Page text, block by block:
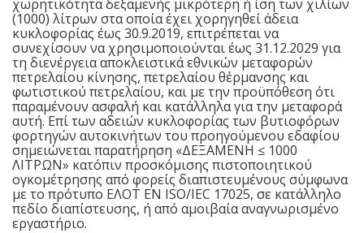
χωρητικότητα δεξαμενής μικρότερη ή ίση των χιλίων
(1000) λίτρων στα οποία έχει χορηγηθεί άδεια
κυκλοφορίας έως 30.9.2019, επιτρέπεται να
συνεχίσουν να χρησιμοποιούνται έως 31.12.2029 για
τη διενέργεια αποκλειστικά εθνικών μεταφορών
πετρελαίου κίνησης, πετρελαίου θέρμανσης και
φωτιστικού πετρελαίου, και με την προϋπόθεση ότι
παραμένουν ασφαλή και κατάλληλα για την μεταφορά
αυτή. Επί των αδειών κυκλοφορίας των βυτιοφόρων
φορτηγών αυτοκινήτων του προηγούμενου εδαφίου
σημειώνεται παρατήρηση «ΔΕΞΑΜΕΝΗ ≤ 1000
ΛΙΤΡΩΝ» κατόπιν προσκόμισης πιστοποιητικού
ογκομέτρησης από φορείς διαπιστευμένους σύμφωνα
με το πρότυπο ΕΛΟΤ EN ISO/IEC 17025, σε κατάλληλο
πεδίο διαπίστευσης, ή από αμοιβαία αναγνωρισμένο
εργαστήριο.